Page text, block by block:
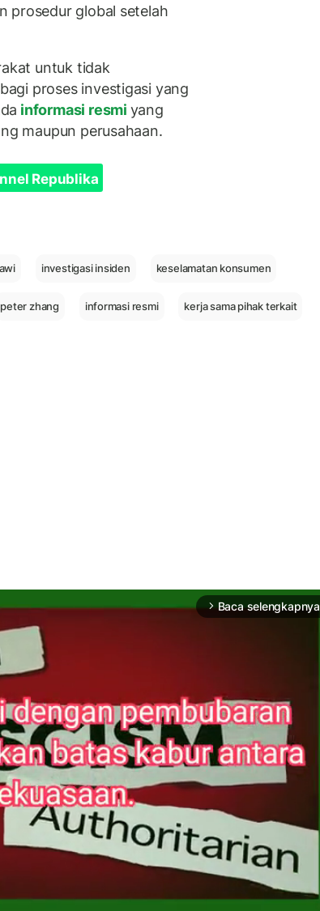
prosedur global setelah
untuk tidak
proses investigasi yang
informasi resmi yang
maupun perusahaan.
Republika
investigasi insiden keselamatan konsumen
peter zhang informasi resmi kerja sama pihak terkait
arrow_forward_ios Baca selengkapnya